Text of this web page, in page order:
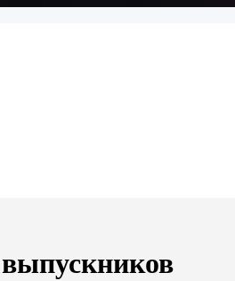
выпускников